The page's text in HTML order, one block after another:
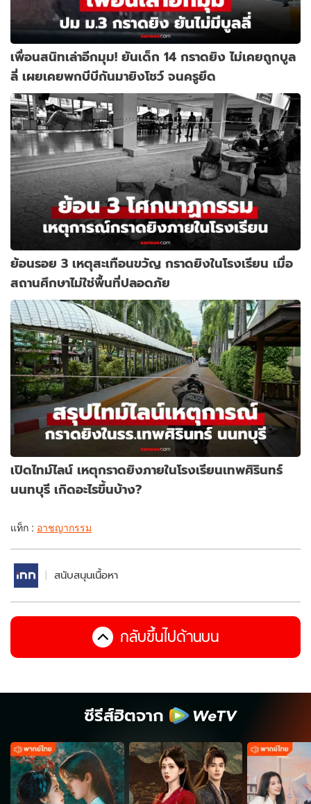
เพื่อนสนิทเล่าอีกมุม! ยันเด็ก 14 กราดยิง ไม่เคยถูกบูล
ลี่ เผยเคยพกบีบีกันมายิงโชว์ จนครูยึด
ย้อนรอย 3 เหตุสะเทือนขวัญ กราดยิงในโรงเรียน เมื่อ
สถานศึกษาไม่ใช่พื้นที่ปลอดภัย
เปิดไทม์ไลน์ เหตุกราดยิงภายในโรงเรียนเทพศิรินทร์
นนทบุรี เกิดอะไรขึ้นบ้าง?
แท็ก : อาชญากรรม
สนับสนุนเนื้อหา
กลับขึ้นไปด้านบน
ซีรีส์ฮิตจาก